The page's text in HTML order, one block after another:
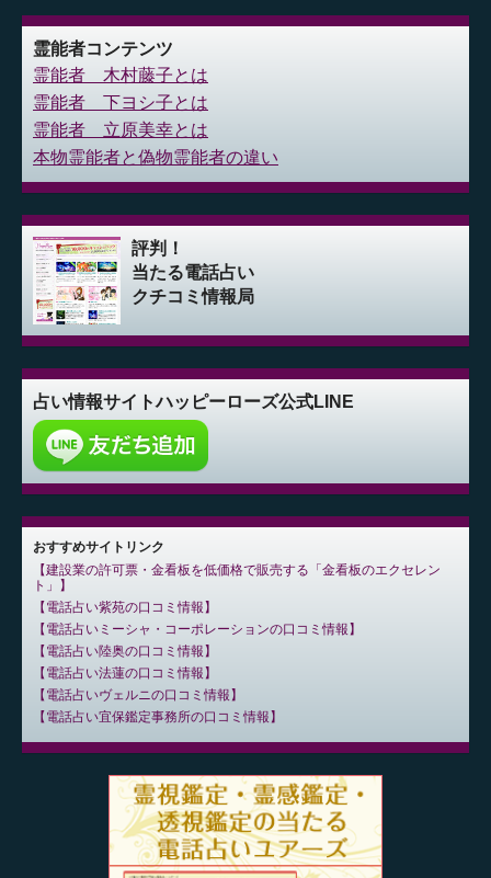
霊能者コンテンツ
霊能者 木村藤子とは
霊能者 下ヨシ子とは
霊能者 立原美幸とは
本物霊能者と偽物霊能者の違い
評判！
当たる電話占い
クチコミ情報局
占い情報サイトハッピーローズ公式LINE
おすすめサイトリンク
建設業の許可票・金看板を低価格で販売する「金看板のエクセレン
ト」
電話占い紫苑の口コミ情報
電話占いミーシャ・コーポレーションの口コミ情報
電話占い陸奥の口コミ情報
電話占い法蓮の口コミ情報
電話占いヴェルニの口コミ情報
電話占い宜保鑑定事務所の口コミ情報